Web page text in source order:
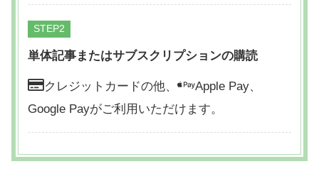
STEP
単体記事またはサブスクリプションの購読
クレジットカードの他、
Apple Pay、
Google Payがご利用いただけます。